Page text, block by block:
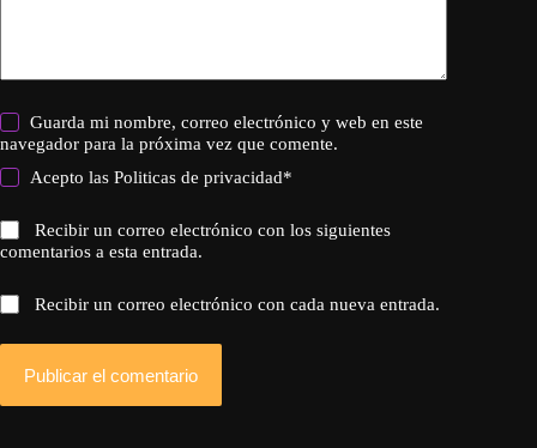
Guarda mi nombre, correo electrónico y web en este
navegador para la próxima vez que comente.
Acepto lasPoliticas de privacidad*
Recibir un correo electrónico con los siguientes
comentarios a esta entrada.
Recibir un correo electrónico con cada nueva entrada.
Publicar el comentario